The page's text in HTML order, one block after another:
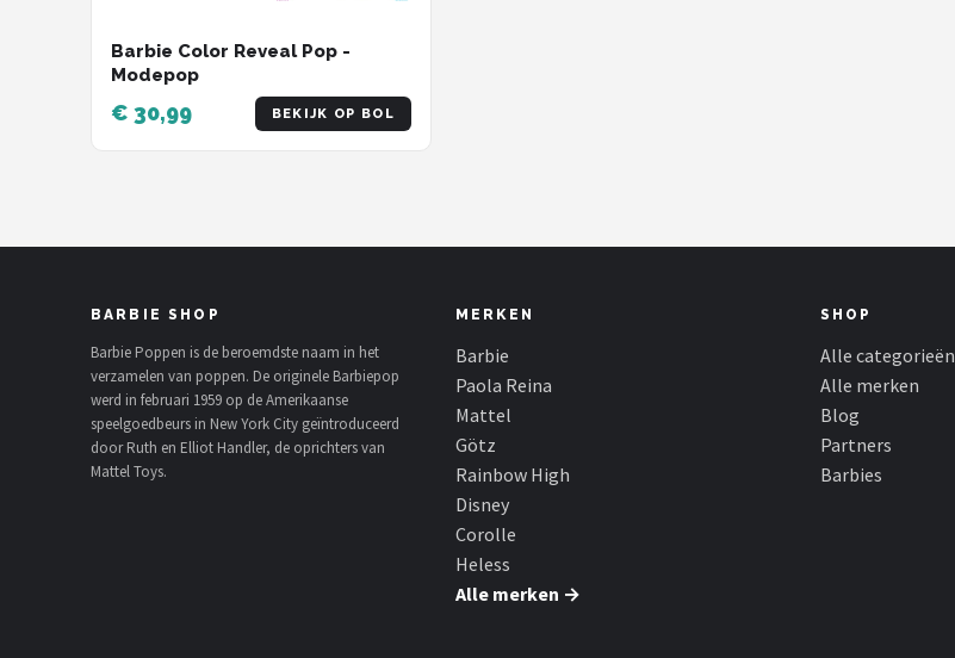
Barbie Color Reveal Pop -
Modepop
€ 30,99 BEKIJK OP BOL
BARBIE SHOP
Barbie Poppen is de beroemdste naam in het
verzamelen van poppen. De originele Barbiepop
werd in februari 1959 op de Amerikaanse
speelgoedbeurs in New York City geïntroduceerd
door Ruth en Elliot Handler, de oprichters van
Mattel Toys.
MERKEN
Barbie
Paola Reina
Mattel
Götz
Rainbow High
Disney
Corolle
Heless
Alle merken →
SHOP
Alle categorieën
Alle merken
Blog
Partners
Barbies